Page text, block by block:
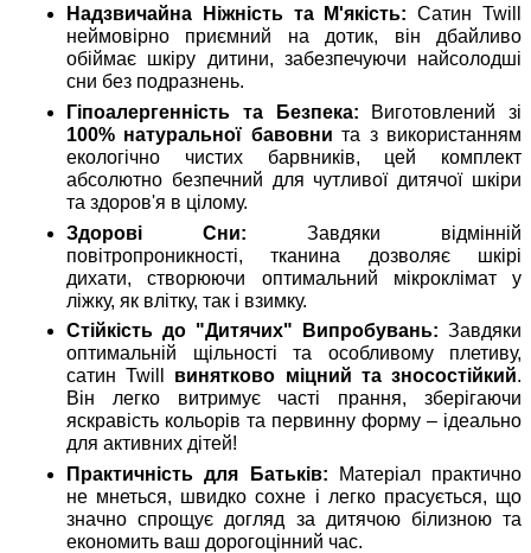
Надзвичайна Ніжність та М'якість: Сатин Twill
неймовірно приємний на дотик, він дбайливо
обіймає шкіру дитини, забезпечуючи найсолодші
сни без подразнень.
Гіпоалергенність та Безпека: Виготовлений зі
100% натуральної бавовни та з використанням
екологічно чистих барвників, цей комплект
абсолютно безпечний для чутливої дитячої шкіри
та здоров'я в цілому.
Здорові Сни: Завдяки відмінній
повітропроникності, тканина дозволяє шкірі
дихати, створюючи оптимальний мікроклімат у
ліжку, як влітку, так і взимку.
Стійкість до "Дитячих" Випробувань: Завдяки
оптимальній щільності та особливому плетиву,
сатин Twill винятково міцний та зносостійкий.
Він легко витримує часті прання, зберігаючи
яскравість кольорів та первинну форму – ідеально
для активних дітей!
Практичність для Батьків: Матеріал практично
не мнеться, швидко сохне і легко прасується, що
значно спрощує догляд за дитячою білизною та
економить ваш дорогоцінний час.